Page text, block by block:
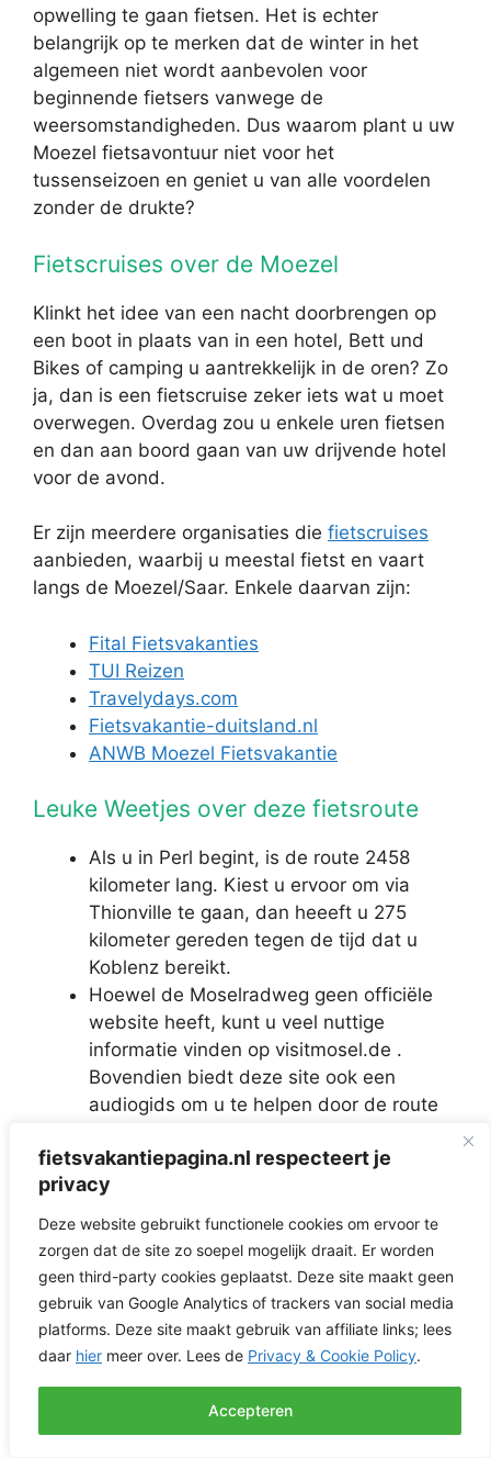
fietsvakantiepagina.nl respecteert je
privacy
Deze website gebruikt functionele cookies om ervoor te
zorgen dat de site zo soepel mogelijk draait. Er worden
geen third-party cookies geplaatst. Deze site maakt geen
gebruik van Google Analytics of trackers van social media
platforms. Deze site maakt gebruik van affiliate links; lees
daar hier meer over. Lees de Privacy & Cookie Policy.
Accepteren
opwelling te gaan fietsen. Het is echter
belangrijk op te merken dat de winter in het
algemeen niet wordt aanbevolen voor
beginnende fietsers vanwege de
weersomstandigheden. Dus waarom plant u uw
Moezel fietsavontuur niet voor het
tussenseizoen en geniet u van alle voordelen
zonder de drukte?
Fietscruises over de Moezel
Klinkt het idee van een nacht doorbrengen op
een boot in plaats van in een hotel, Bett und
Bikes of camping u aantrekkelijk in de oren? Zo
ja, dan is een fietscruise zeker iets wat u moet
overwegen. Overdag zou u enkele uren fietsen
en dan aan boord gaan van uw drijvende hotel
voor de avond.
Er zijn meerdere organisaties die fietscruises
aanbieden, waarbij u meestal fietst en vaart
langs de Moezel/Saar. Enkele daarvan zijn:
Fital Fietsvakanties
TUI Reizen
Travelydays.com
Fietsvakantie-duitsland.nl
ANWB Moezel Fietsvakantie
Leuke Weetjes over deze fietsroute
Als u in Perl begint, is de route 2458
kilometer lang. Kiest u ervoor om via
Thionville te gaan, dan heeeft u 275
kilometer gereden tegen de tijd dat u
Koblenz bereikt.
Hoewel de Moselradweg geen officiële
website heeft, kunt u veel nuttige
informatie vinden op visitmosel.de .
Bovendien biedt deze site ook een
audiogids om u te helpen door de route
De bekende Saar Radweg (118 km) gaat
naar Konz, waar de rivieren Saar en
Moezel samenkomen.
Kijk voor een interactieve tourplanner en
de laatste tips op visitmosel.de. U vindt
er ook informatie over gastheren en
fietsarrangementen!
De Moezelsteden liggen dicht bij elkaar
fietsers, waaronder verhuur- en
oplaadstations, fietsgarages en haltes